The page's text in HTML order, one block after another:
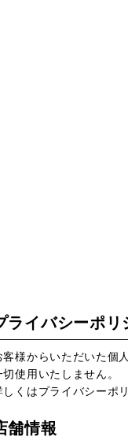
ライバシーポリ
客様からいただいた個
切使用いたしません。
しくはプライバシーポ
舗情報